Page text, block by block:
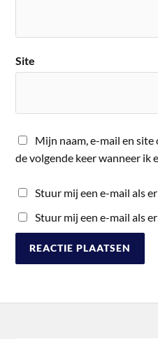
Site
Mijn naam, e-mail en
de volgende keer wanneer ik
Stuur mij een e-mail als
Stuur mij een e-mail als